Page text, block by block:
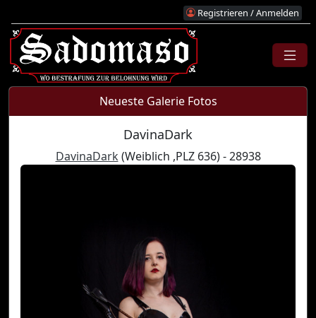
Registrieren / Anmelden
Neueste Galerie Fotos
DavinaDark
DavinaDark (Weiblich ,PLZ 636) - 28938